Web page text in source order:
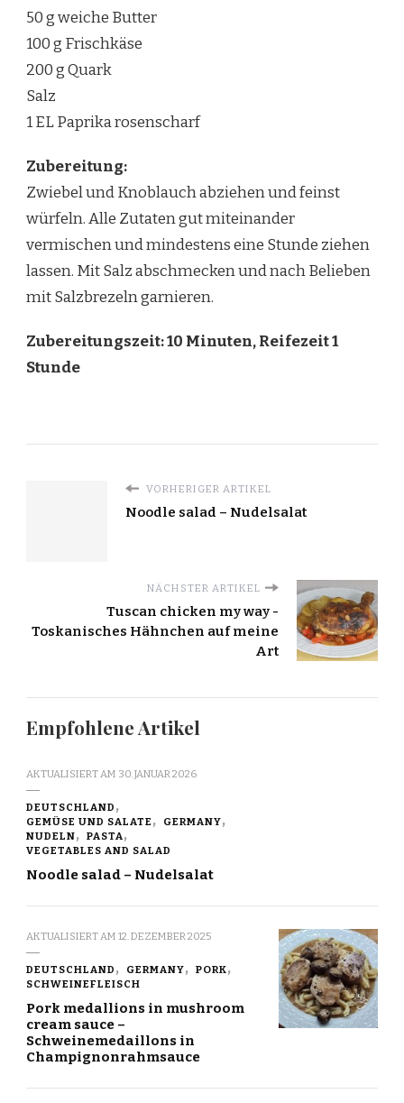
50 g weiche Butter
100 g Frischkäse
200 g Quark
Salz
1 EL Paprika rosenscharf
Zubereitung:
Zwiebel und Knoblauch abziehen und feinst
würfeln. Alle Zutaten gut miteinander
vermischen und mindestens eine Stunde ziehen
lassen. Mit Salz abschmecken und nach Belieben
mit Salzbrezeln garnieren.
Zubereitungszeit: 10 Minuten, Reifezeit 1
Stunde
VORHERIGER ARTIKEL
Noodle salad – Nudelsalat
NÄCHSTER ARTIKEL
Tuscan chicken my way -
Toskanisches Hähnchen auf meine
Art
Empfohlene Artikel
AKTUALISIERT AM 30. JANUAR 2026
DEUTSCHLAND
GEMÜSE UND SALATE
GERMANY
NUDELN
PASTA
VEGETABLES AND SALAD
Noodle salad – Nudelsalat
AKTUALISIERT AM 12. DEZEMBER 2025
DEUTSCHLAND GERMANY
PORK
SCHWEINEFLEISCH
Pork medallions in mushroom
cream sauce –
Schweinemedaillons in
Champignonrahmsauce